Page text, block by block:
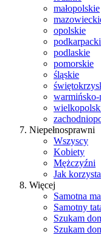
małopolskie
opolskie
podlaskie
pomorskie
śląskie
warmińsko-
Niepełnosprawni
Wszyscy
Kobiety
Mężczyźni
Jak
Więcej
Samotna
Samotny
Szukam
Szukam